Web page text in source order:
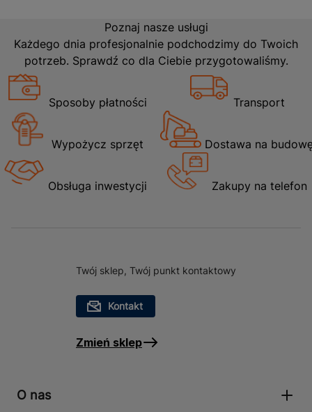
Poznaj nasze usługi
Każdego dnia profesjonalnie podchodzimy do Twoich
potrzeb. Sprawdź co dla Ciebie przygotowaliśmy.
Sposoby płatności Transport
Wypożycz sprzęt Dostawa na
Obsługa inwestycji Zakupy na telefon
Twój sklep, Twój punkt kontaktowy
Kontakt
Zmień sklep
O nas